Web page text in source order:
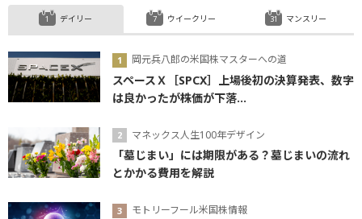
デイリー
岡元兵八郎の米国株マスターへの道
スペースＸ［SPCX］上場後初の決算発表、数字
は良かったが株価が下落...
マネックス人生100年デザイン
「墓じまい」には期限がある？墓じまいの流れ
とかかる費用を解説
モトリーフール米国株情報
ウイークリー マンスリー